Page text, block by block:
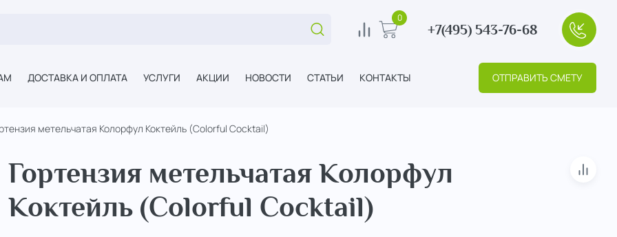
Поиск... 0 В корзину
0
+7(495) 543-76-68
ДОСТАВКА И ОПЛАТА УСЛУГИ АКЦИИ НОВОСТИ СТАТЬИ КОНТАКТЫ ОТПРАВИТЬ СМЕТУ
метельчатая Колорфул Коктейль (Colorful Cocktail)
Гортензия метельчатая Колорфул
Коктейль (Colorful Cocktail)
В